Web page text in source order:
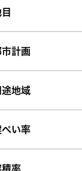
市計画
途地域
ぺい率
積率